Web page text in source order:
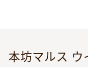
本坊マルス ウ